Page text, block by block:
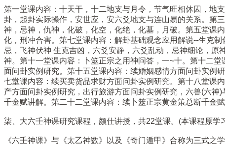
第一堂课内容：十天干，十二地支与月令，节气旺相休囚，地
卦，起卦实际操作，安世应，安六爻地支与连山易的关系。第
神，忌神，仇神，化破，化空，化绝，化墓，月破。第五堂课
化，刑冲合害。第七堂课内容：解卦基础观念应用解说--生克
忌，飞神伏神 生克吉凶，六爻安静，六爻乱动，忌神细论，
神。第十一堂课内容：卜筮正宗之用神问答，一~十。第十二
面问卦实例研究。第十五堂课内容：续婚姻感情方面问卦实例
七堂课内容：续买卖货品求财方面问卦实例研究。第十八堂课
产方面问卦实例研究，出行旅游方面问卦实例研究，六兽(六
千金赋讲解。第二十二堂课内容：续卜筮正宗黄金策总断千金
柒、大六壬神课研究课程，颜仕讲授，共22堂课。(本课程原学
《六壬神课》与《太乙神数》以及《奇门遁甲》合称为三式